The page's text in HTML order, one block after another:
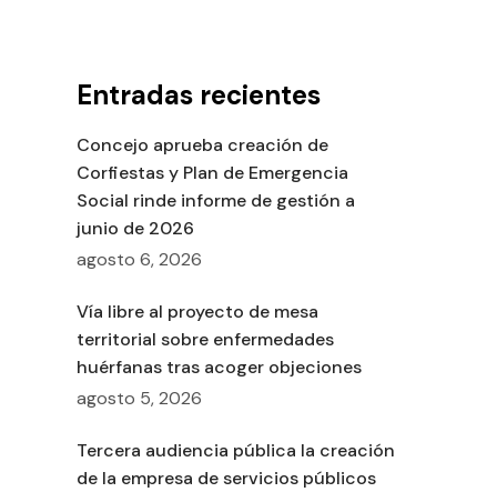
Entradas recientes
Concejo aprueba creación de
Corfiestas y Plan de Emergencia
Social rinde informe de gestión a
junio de 2026
agosto 6, 2026
Vía libre al proyecto de mesa
territorial sobre enfermedades
huérfanas tras acoger objeciones
agosto 5, 2026
Tercera audiencia pública la creación
de la empresa de servicios públicos